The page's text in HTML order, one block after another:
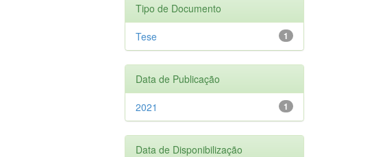
Tipo de Documento
1
Tese
Data de Publicação
1
2021
Data de Disponibilização